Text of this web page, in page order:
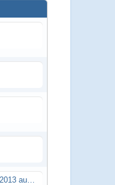
Brushless Buggy Cup am 10.04.2013 auf der Intermodellbau in Dortmund